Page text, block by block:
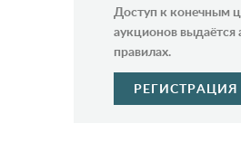
Доступ к конечным
аукционов выдаётся
правилах.
РЕГИСТРАЦИЯ